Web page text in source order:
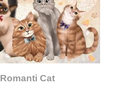
Romanti Cat